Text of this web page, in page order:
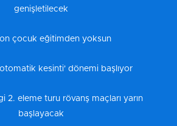
genişletilecek
çocuk eğitimden yoksun
kesinti' dönemi başlıyor
2. eleme turu rövanş maçları yarın
başlayacak